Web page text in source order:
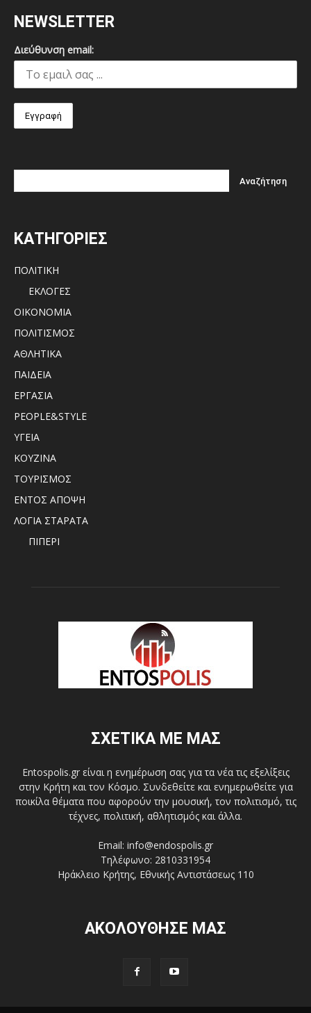
NEWSLETTER
Διεύθυνση email:
ΚΑΤΗΓΟΡΙΕΣ
ΠΟΛΙΤΙΚΗ
ΕΚΛΟΓΕΣ
ΟΙΚΟΝΟΜΙΑ
ΠΟΛΙΤΙΣΜΟΣ
ΑΘΛΗΤΙΚΑ
ΠΑΙΔΕΙΑ
ΕΡΓΑΣΙΑ
PEOPLE&STYLE
ΥΓΕΙΑ
ΚΟΥΖΙΝΑ
ΤΟΥΡΙΣΜΟΣ
ΕΝΤΟΣ ΑΠΟΨΗ
ΛΟΓΙΑ ΣΤΑΡΑΤΑ
ΠΙΠΕΡΙ
ΣΧΕΤΙΚΑ ΜΕ ΜΑΣ
Entospolis.gr είναι η ενημέρωση σας για τα νέα τις εξελίξεις
στην Κρήτη και τον Κόσμο. Συνδεθείτε και ενημερωθείτε για
ποικίλα θέματα που αφορούν την μουσική, τον πολιτισμό, τις
τέχνες, πολιτική, αθλητισμός και άλλα.
Email: info@endospolis.gr
Τηλέφωνο: 2810331954
Ηράκλειο Κρήτης, Εθνικής Αντιστάσεως 110
ΑΚΟΛΟΥΘΗΣΕ ΜΑΣ